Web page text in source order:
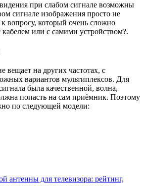
при слабом сигнале возможны
сигнале изображения просто не
вопросу, который очень сложно
или с самими устройством?.
вещает на других частотах, с
вариантов мультиплексов. Для
была качественной, волна,
попасть на сам приёмник. Поэтому
по следующей модели:
антенны для телевизора: рейтинг,